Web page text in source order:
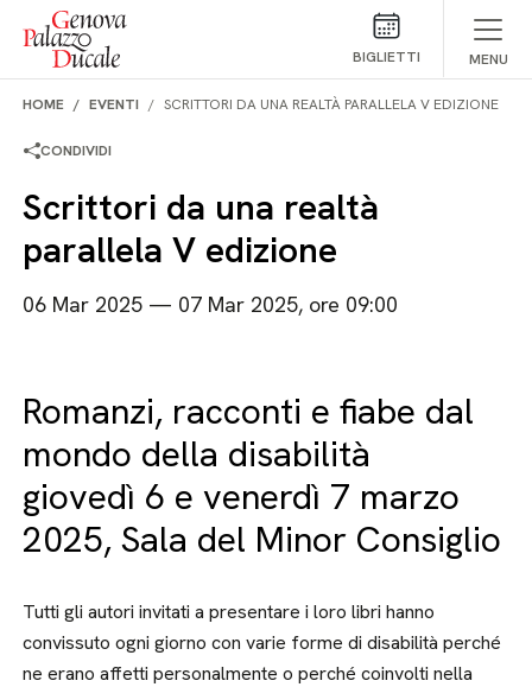
Salta al contenuto
BIGLIETTI MENU
HOME EVENTI SCRITTORI DA UNA REALTÀ PARALLELA V EDIZIONE
CONDIVIDI
Scrittori da una realtà
parallela V edizione
06 Mar 2025 — 07 Mar 2025, ore 09:00
Romanzi, racconti e fiabe dal
mondo della disabilità
giovedì 6 e venerdì 7 marzo
2025, Sala del Minor Consiglio
Tutti gli autori invitati a presentare i loro libri hanno
convissuto ogni giorno con varie forme di disabilità perché
ne erano affetti personalmente o perché coinvolti nella